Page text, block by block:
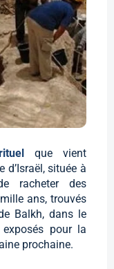
que vient
d’Israël, située à
racheter des
ans, trouvés
Balkh, dans le
pour la
prochaine.